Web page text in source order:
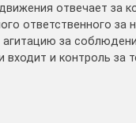
отвечает за
ответственного
за
и контроль за